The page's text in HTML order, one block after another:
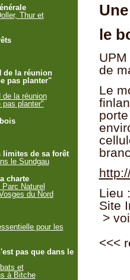
le
de
Le
Lieu
Site
>
<<<
Thur et
de la réunion
pas planter"
de la réunion
pas planter"
limites de sa forêt
le Sundgau
charte
Parc Naturel
du Nord
pour les
pas que dans le
et
à Bitche